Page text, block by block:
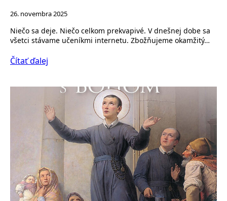
26. novembra 2025
Niečo sa deje. Niečo celkom prekvapivé. V dnešnej dobe sa
všetci stávame učeníkmi internetu. Zbožňujeme okamžitý…
Čítať ďalej